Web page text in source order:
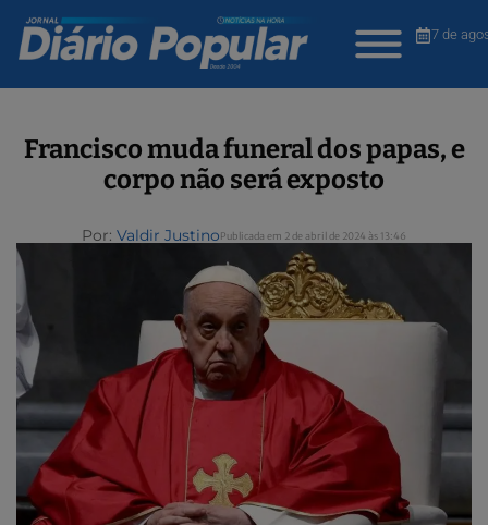
7 de
Francisco muda funeral dos papas, e
corpo não será exposto
Por: Valdir JustinoPublicada em 2 de abril de 2024 às 13:46